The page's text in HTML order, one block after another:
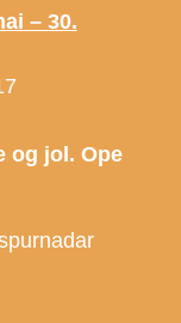
– 30.
og jol. Ope